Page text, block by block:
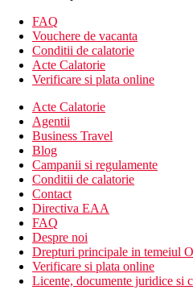
Camera de familie, vedere la
Camera de familie, vedere la
Suita
Suita, Gravity
Hotelul dispune de:
hol de intrare cu receptie
lobby
restaurant A la Carte
baruri
piscine
centru de fitness
spalatorie/curatatorie
salon de infrumusetare
telefon si fax
servicii medicale
FAQ
Vouchere de vacanta
Conditii de calatorie
Acte Calatorie
Verificare si plata online
Acte Calatorie
Agentii
Business Travel
Blog
Campanii si regulamente
Conditii de calatorie
Contact
Directiva EAA
FAQ
Despre noi
Drepturi principale in temeiul
Verificare si plata online
Licente, documente juridice si